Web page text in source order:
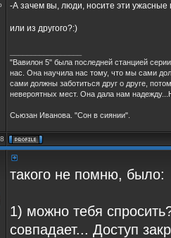
-А зачем вы, люди, носите эти ужасные
или из другого?:)
"Вавилон 5" была последней станцией
нас. Она научила нас тому, что мы сами
сами должны заботиться друг о друге,
невероятных мест. Она дала нам
Сьюзан Иванова. "Сон в сиянии".
такого не помню, было:
1) можно тебя
совпадает... Доступ